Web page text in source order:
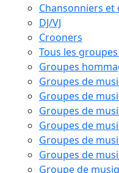
Chansonniers et
DJ/VJ
Crooners
Tous les
Groupes
Groupes de
Groupes de
Groupes de
Groupes de
Groupes de
Groupes de
Groupe de